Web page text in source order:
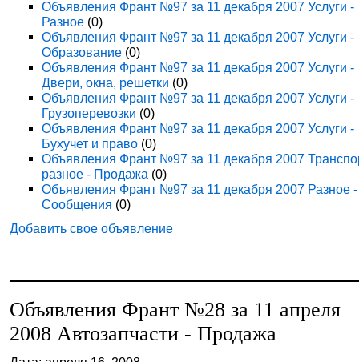
Объявления Франт №97 за 11 декабря 2007 Услуги -
Разное (0)
Объявления Франт №97 за 11 декабря 2007 Услуги -
Образование (0)
Объявления Франт №97 за 11 декабря 2007 Услуги -
Двери, окна, решетки (0)
Объявления Франт №97 за 11 декабря 2007 Услуги -
Грузоперевозки (0)
Объявления Франт №97 за 11 декабря 2007 Услуги -
Бухучет и право (0)
Объявления Франт №97 за 11 декабря 2007
разное - Продажа (0)
Объявления Франт №97 за 11 декабря 2007 Разное -
Сообщения (0)
Добавить свое объявление
Объявления Франт №28 за 11 апреля
2008 Автозапчасти - Продажа